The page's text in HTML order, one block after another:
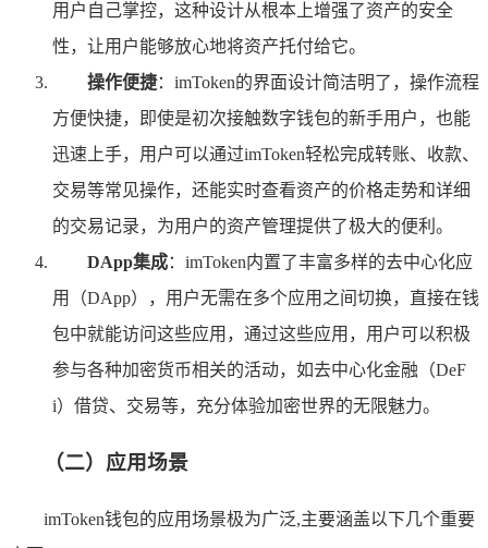
用户自己掌控，这种设计从根本上增强了资产的安全
性，让用户能够放心地将资产托付给它。
操作便捷：imToken的界面设计简洁明了，操作流程
方便快捷，即使是初次接触数字钱包的新手用户，也能
迅速上手，用户可以通过imToken轻松完成转账、收款、
交易等常见操作，还能实时查看资产的价格走势和详细
的交易记录，为用户的资产管理提供了极大的便利。
DApp集成：imToken内置了丰富多样的去中心化应
用（DApp），用户无需在多个应用之间切换，直接在钱
包中就能访问这些应用，通过这些应用，用户可以积极
参与各种加密货币相关的活动，如去中心化金融（DeF
i）借贷、交易等，充分体验加密世界的无限魅力。
（二）应用场景
imToken钱包的应用场景极为广泛,主要涵盖以下几个重要